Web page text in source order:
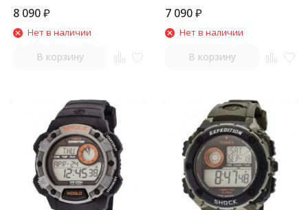
8 090₽
Нет в наличии
В корзину
7 090₽
Нет в наличии
В корзину